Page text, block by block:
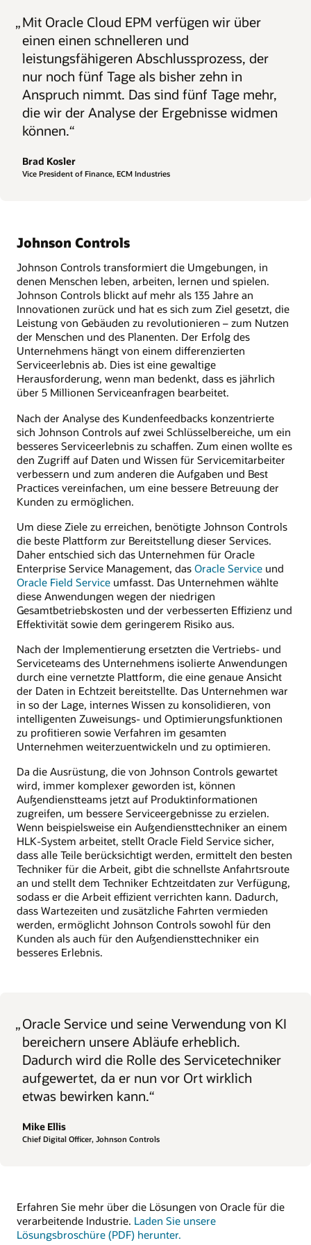
„Mit Oracle Cloud EPM verfügen wir über
einen einen schnelleren und
leistungsfähigeren Abschlussprozess, der
nur noch fünf Tage als bisher zehn in
Anspruch nimmt. Das sind fünf Tage mehr,
die wir der Analyse der Ergebnisse widmen
können.“
Brad Kosler
Vice President of Finance, ECM Industries
Johnson Controls
Johnson Controls transformiert die Umgebungen, in
denen Menschen leben, arbeiten, lernen und spielen.
Johnson Controls blickt auf mehr als 135 Jahre an
Innovationen zurück und hat es sich zum Ziel gesetzt, die
Leistung von Gebäuden zu revolutionieren – zum Nutzen
der Menschen und des Planenten. Der Erfolg des
Unternehmens hängt von einem differenzierten
Serviceerlebnis ab. Dies ist eine gewaltige
Herausforderung, wenn man bedenkt, dass es jährlich
über 5 Millionen Serviceanfragen bearbeitet.
Nach der Analyse des Kundenfeedbacks konzentrierte
sich Johnson Controls auf zwei Schlüsselbereiche, um ein
besseres Serviceerlebnis zu schaffen. Zum einen wollte es
den Zugriff auf Daten und Wissen für Servicemitarbeiter
verbessern und zum anderen die Aufgaben und Best
Practices vereinfachen, um eine bessere Betreuung der
Kunden zu ermöglichen.
Um diese Ziele zu erreichen, benötigte Johnson Controls
die beste Plattform zur Bereitstellung dieser Services.
Daher entschied sich das Unternehmen für Oracle
Enterprise Service Management, das Oracle Service und
Oracle Field Service umfasst. Das Unternehmen wählte
diese Anwendungen wegen der niedrigen
Gesamtbetriebskosten und der verbesserten Effizienz und
Effektivität sowie dem geringerem Risiko aus.
Nach der Implementierung ersetzten die Vertriebs- und
Serviceteams des Unternehmens isolierte Anwendungen
durch eine vernetzte Plattform, die eine genaue Ansicht
der Daten in Echtzeit bereitstellte. Das Unternehmen war
in so der Lage, internes Wissen zu konsolidieren, von
intelligenten Zuweisungs- und Optimierungsfunktionen
zu profitieren sowie Verfahren im gesamten
Unternehmen weiterzuentwickeln und zu optimieren.
Da die Ausrüstung, die von Johnson Controls gewartet
wird, immer komplexer geworden ist, können
Außendienstteams jetzt auf Produktinformationen
zugreifen, um bessere Serviceergebnisse zu erzielen.
Wenn beispielsweise ein Außendiensttechniker an einem
HLK-System arbeitet, stellt Oracle Field Service sicher,
dass alle Teile berücksichtigt werden, ermittelt den besten
Techniker für die Arbeit, gibt die schnellste Anfahrtsroute
an und stellt dem Techniker Echtzeitdaten zur Verfügung,
sodass er die Arbeit effizient verrichten kann. Dadurch,
dass Wartezeiten und zusätzliche Fahrten vermieden
werden, ermöglicht Johnson Controls sowohl für den
Kunden als auch für den Außendiensttechniker ein
besseres Erlebnis.
„Oracle Service und seine Verwendung von KI
bereichern unsere Abläufe erheblich.
Dadurch wird die Rolle des Servicetechniker
aufgewertet, da er nun vor Ort wirklich
etwas bewirken kann.“
Mike Ellis
Chief Digital Officer, Johnson Controls
Erfahren Sie mehr über die Lösungen von Oracle für die
verarbeitende Industrie. Laden Sie unsere
Lösungsbroschüre (PDF) herunter.